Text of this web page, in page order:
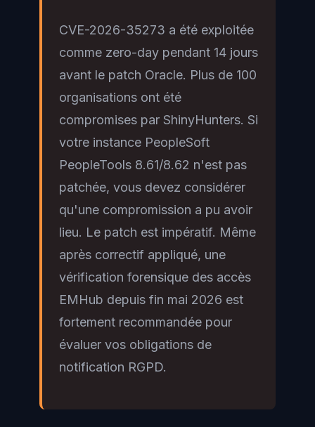
CVE-2026-35273 a été exploitée
comme zero-day pendant 14 jours
avant le patch Oracle. Plus de 100
organisations ont été
compromises par ShinyHunters. Si
votre instance PeopleSoft
PeopleTools 8.61/8.62 n'est pas
patchée, vous devez considérer
qu'une compromission a pu avoir
lieu. Le patch est impératif. Même
après correctif appliqué, une
vérification forensique des accès
EMHub depuis fin mai 2026 est
fortement recommandée pour
évaluer vos obligations de
notification RGPD.